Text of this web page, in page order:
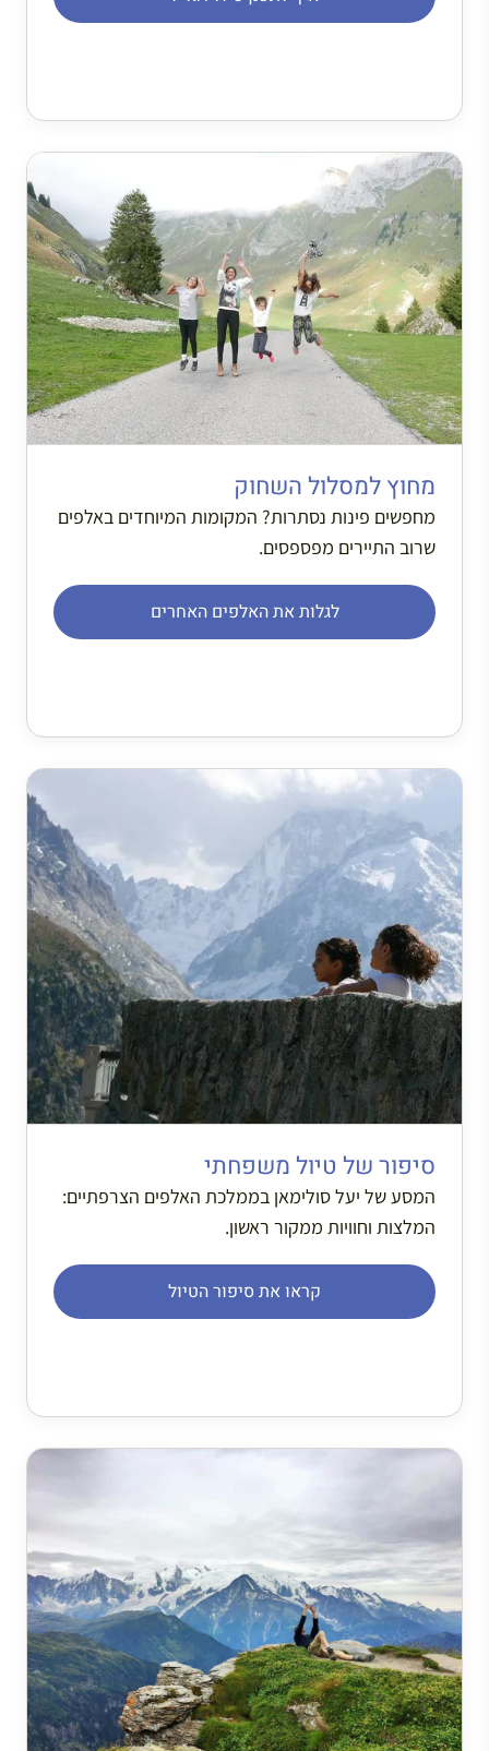
מחוץ למסלול השחוק
מחפשים פינות נסתרות? המקומות המיוחדים באלפים
שרוב התיירים מפספסים.
לגלות את האלפים האחרים
סיפור של טיול משפחתי
המסע של יעל סולימאן בממלכת האלפים הצרפתיים:
המלצות וחוויות ממקור ראשון.
קראו את סיפור הטיול